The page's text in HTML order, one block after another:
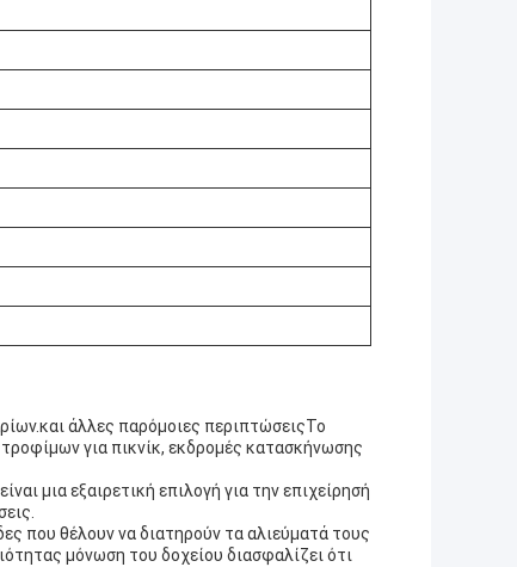
άλλες παρόμοιες περιπτώσειςΤο
για πικνίκ, εκδρομές κατασκήνωσης
μια εξαιρετική επιλογή για την επιχείρησή
που θέλουν να διατηρούν τα αλιεύματά τους
μόνωση του δοχείου διασφαλίζει ότι